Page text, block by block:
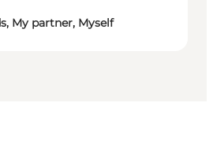
My partner, Myself